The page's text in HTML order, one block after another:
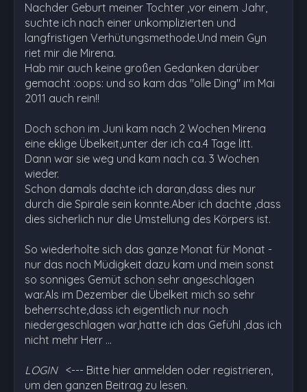
Nachder Geburt meiner Tochter ,vor einem Jahr,
suchte ich nach einer unkomplizierten und
langfristigen Verhütungsmethode.Und mein Gyn
riet mir die Mirena.
Hab mir auch keine großen Gedanken darüber
gemacht :oops: und so kam das "olle Ding" im Mai
2011 auch rein!!
Doch schon im Juni kam nach 2 Wochen Mirena
eine eklige Übelkeit,unter der ich ca.4 Tage litt.
Dann war sie weg und kam nach ca. 3 Wochen
wieder.
Schon damals dachte ich daran,dass dies nur
durch die Spirale sein konnte.Aber ich dachte ,dass
dies sicherlich nur die Umstellung des Körpers ist.
So wiederholte sich das ganze Monat für Monat -
nur das noch Müdigkeit dazu kam und mein sonst
so sonniges Gemüt schon sehr angeschlagen
war.Als im Dezember die Übelkeit mich so sehr
beherrschte,dass ich eigentlich nur noch
niedergeschlagen war,hatte ich das Gefühl ,das ich
nicht mehr Herr …
LOGIN <--- Bitte hier anmelden oder registrieren,
um den ganzen Beitrag zu lesen.